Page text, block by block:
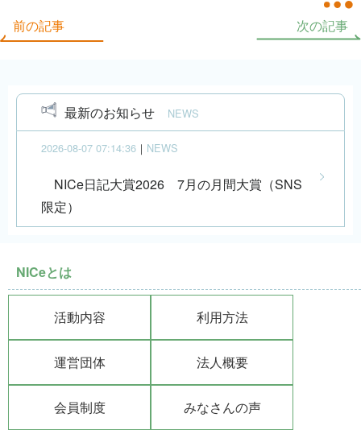
前の記事 次の記事
最新のお知らせ NEWS
2026-08-07 07:14:36 ｜ NEWS
NICe日記大賞2026 7月の月間大賞（SNS
限定）
NICeとは
活動内容 利用方法
運営団体 法人概要
会員制度 みなさんの声